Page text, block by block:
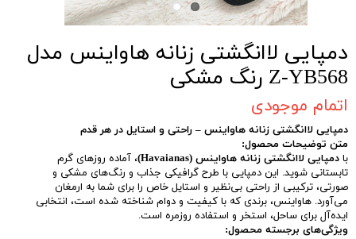
دمپایی لاانگشتی زنانه هاواینس مدل
Z-YB568 رنگ مشکی
اتمام موجودی
دمپایی لاانگشتی زنانه هاواینس – راحتی و استایل در هر قدم
متن توضیحات محصول:
بادمپایی لاانگشتی زنانه هاواینس (Havaianas)
، آماده روزهای گرم
تابستانی شوید. این دمپایی با طرح گرافیکی جذاب و رنگ‌های مشکی و
صورتی، ترکیبی از راحتی بی‌نظیر و استایل خاص را برای شما به ارمغان
می‌آورد. هاواینس، برندی که با کیفیت و دوام شناخته شده است، انتخابی
ایده‌آل برای ساحل، استخر و استفاده روزمره است.
ویژگی‌های برجسته محصول: